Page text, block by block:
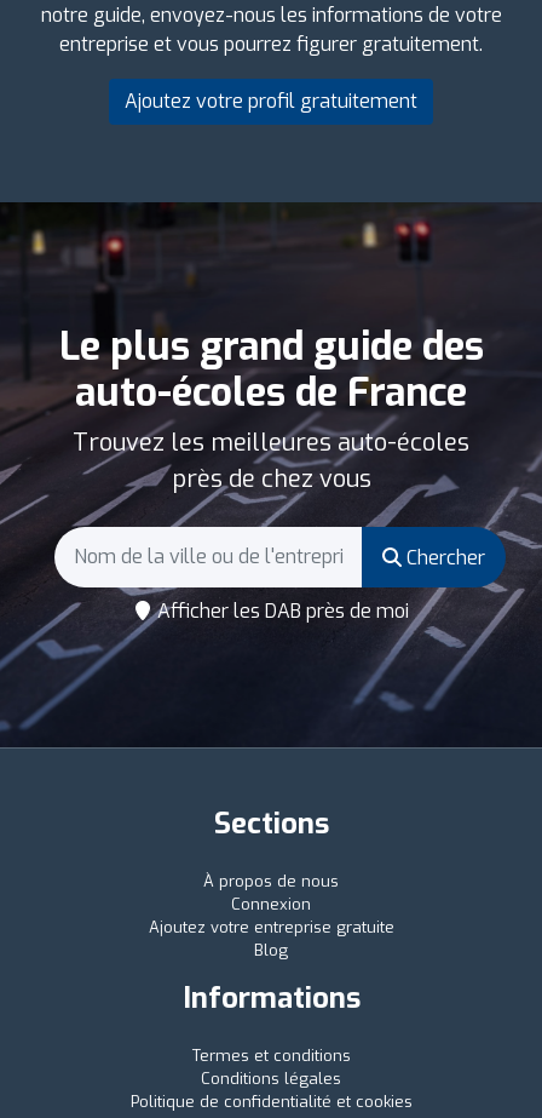
notre guide, envoyez-nous les informations de votre
entreprise et vous pourrez figurer gratuitement.
Ajoutez votre profil gratuitement
Le plus grand guide des
auto-écoles de France
Trouvez les meilleures auto-écoles
près de chez vous
Chercher
Afficher les DAB près de moi
Sections
À propos de nous
Connexion
Ajoutez votre entreprise gratuite
Blog
Informations
Termes et conditions
Conditions légales
Politique de confidentialité et cookies